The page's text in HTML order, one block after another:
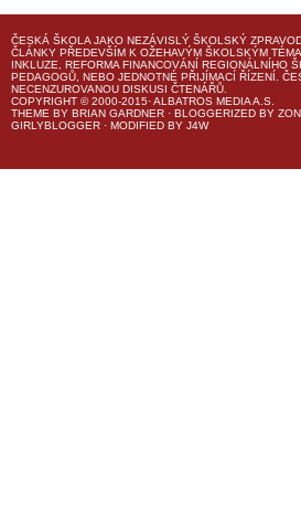
ČESKÁ ŠKOLAJAKO NEZÁVISLÝ ŠKOLSKÝ
ČLÁNKY PŘEDEVŠÍM K OŽEHAVÝM ŠKOLSKÝM
INKLUZE, REFORMA FINANCOVÁNÍ REGIONÁLNÍHO
PEDAGOGŮ, NEBO JEDNOTNÉ PŘIJÍMACÍ ŘÍZENÍ.
NECENZUROVANOU DISKUSI ČTENÁŘŮ.
COPYRIGHT © 2000-2015· ALBATROS MEDIA A.S.
THEME BY BRIAN GARDNER · BLOGGERIZED BY
GIRLYBLOGGER · MODIFIED BY J4W